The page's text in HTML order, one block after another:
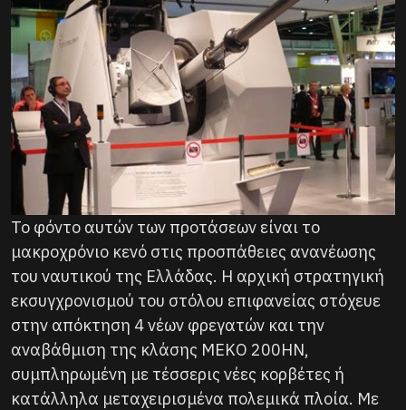
Το φόντο αυτών των προτάσεων είναι το
μακροχρόνιο κενό στις προσπάθειες ανανέωσης
του ναυτικού της Ελλάδας. Η αρχική στρατηγική
εκσυγχρονισμού του στόλου επιφανείας στόχευε
στην απόκτηση 4 νέων φρεγατών και την
αναβάθμιση της κλάσης MEKO 200HN,
συμπληρωμένη με τέσσερις νέες κορβέτες ή
κατάλληλα μεταχειρισμένα πολεμικά πλοία. Με